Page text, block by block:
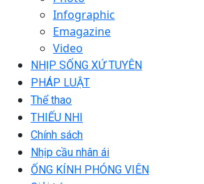
Infographic
Emagazine
Video
NHỊP SỐNG XỨ TUYÊN
PHÁP LUẬT
Thể thao
THIẾU NHI
Chính sách
Nhịp cầu nhân ái
ỐNG KÍNH PHÓNG VIÊN